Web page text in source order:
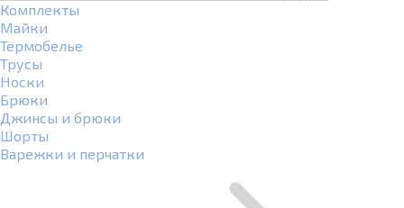
Комплекты
Майки
Термобелье
Трусы
Носки
Брюки
Джинсы и брюки
Шорты
Варежки и перчатки